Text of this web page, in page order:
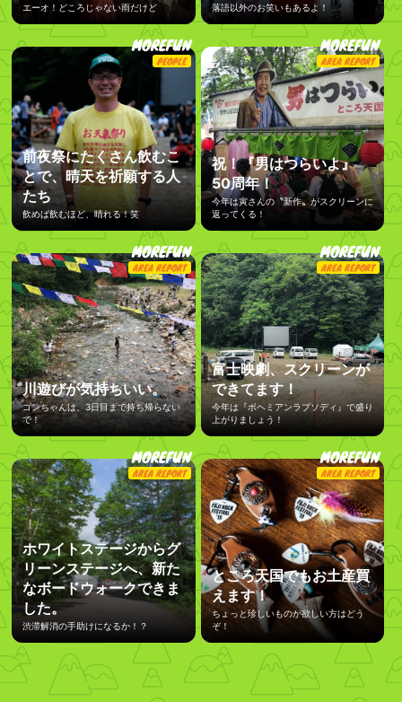
エーオ！どころじゃない雨だけど 落語以外のお笑いもあるよ！
MOREFUN
PEOPLE
前夜祭にたくさん飲むこ
とで、晴天を祈願する人
たち
飲めば飲むほど、晴れる！笑
MOREFUN
AREA REPORT
祝！『男はつらいよ』
50周年！
今年は寅さんの〝新作〟がスクリーンに
返ってくる！
MOREFUN
AREA REPORT
川遊びが気持ちいい。
ゴンちゃんは、3日目まで持ち帰らない
で！
MOREFUN
AREA REPORT
富士映劇、スクリーンが
できてます！
今年は『ボヘミアンラプソディ』で盛り
上がりましょう！
MOREFUN
AREA REPORT
ホワイトステージからグ
リーンステージへ、新た
なボードウォークできま
した。
渋滞解消の手助けになるか！？
MOREFUN
AREA REPORT
ところ天国でもお土産買
えます！
ちょっと珍しいものが欲しい方はどう
ぞ！